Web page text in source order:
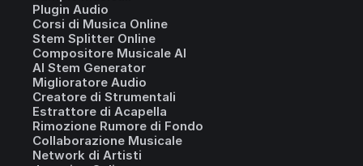
Plugin Audio
Corsi di Musica Online
Stem Splitter Online
Compositore Musicale AI
AI Stem Generator
Miglioratore Audio
Creatore di Strumentali
Estrattore di Acapella
Rimozione Rumore di Fondo
Collaborazione Musicale
Network di Artisti